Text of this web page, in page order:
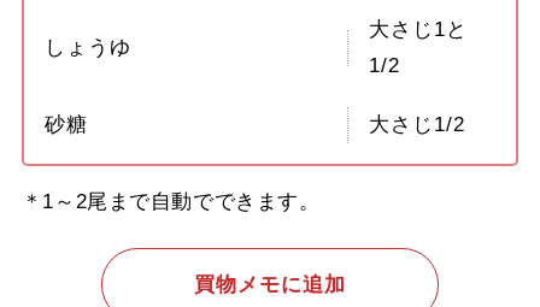
しょうゆ
大さじ1と
1/2
砂糖 大さじ1/2
＊1～2尾まで自動でできます。
買物メモに追加